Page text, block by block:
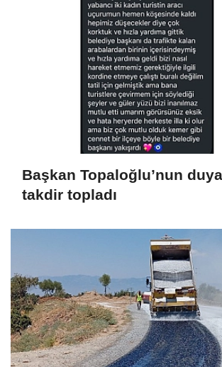
Başkan Topaloğlu’nun
takdir topladı